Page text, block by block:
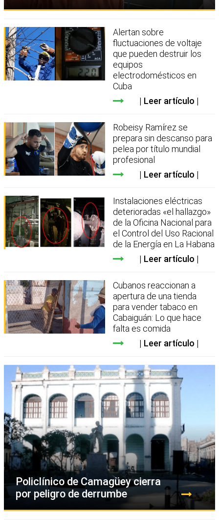
Alertan sobre
fluctuaciones de voltaje
que pueden destruir los
equipos
electrodomésticos en
Cuba
Leer artículo
Robeisy Ramírez se
prepara sin descanso para
pelea por título mundial
profesional
Leer artículo
Instalaciones eléctricas
deterioradas «el hallazgo»
de la Oficina Nacional para
el Control del Uso Racional
de la Energía en La Habana
Leer artículo
Cubanos reaccionan a
apertura de una tienda
para vender tabaco en
Cabaiguán: Lo que hace
falta es comida
Leer artículo
Policlínico de Camagüey cierra
por peligro de derrumbe